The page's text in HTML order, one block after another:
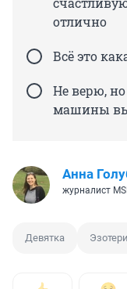
отлично
Всё это
Не верю,
машины
Анна
журналист
Девятка